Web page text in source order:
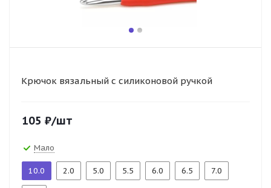
Крючок вязальный с силиконовой ручкой
105 ₽/шт
Мало
10.0 2.0 5.0 5.5 6.0 6.5 7.0